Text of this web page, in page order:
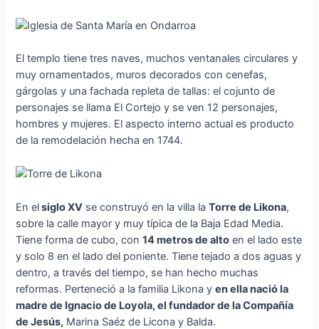
El templo tiene tres naves, muchos ventanales circulares y
muy ornamentados, muros decorados con cenefas,
gárgolas y una fachada repleta de tallas: el cojunto de
personajes se llama El Cortejo y se ven 12 personajes,
hombres y mujeres. El aspecto interno actual es producto
de la remodelación hecha en 1744.
En elsiglo XV se construyó en la villa laTorre de Likona,
sobre la calle mayor y muy típica de la Baja Edad Media.
Tiene forma de cubo, con14 metros de alto en el lado este
y solo 8 en el lado del poniente. Tiene tejado a dos aguas y
dentro, a través del tiempo, se han hecho muchas
reformas. Perteneció a la familia Likona yen ella nació la
madre de Ignacio de Loyola, el fundador de la Compañía
de Jesús, Marina Saéz de Licona y Balda.